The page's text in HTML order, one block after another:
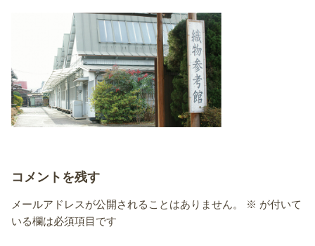
コメントを残す
メールアドレスが公開されることはありません。 ※ が付いて
いる欄は必須項目です